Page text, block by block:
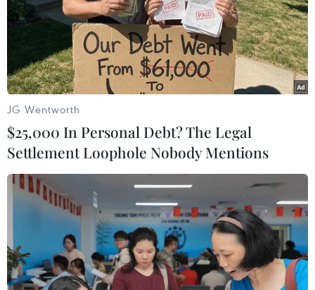
an toàn giao thông Quốc lộ 22B
Xe tải cẩu tông sập cầu Đắk Lung tại Đồng Nai,
hai người thoát nạn
Hà Nội điều chỉnh tổ chức giao thông trên phố
Trần Hưng Đạo, Trần Khánh Dư
TIN LIÊN QUAN
JG Wentworth
$25,000 In Personal Debt? The Legal
Settlement Loophole Nobody Mentions